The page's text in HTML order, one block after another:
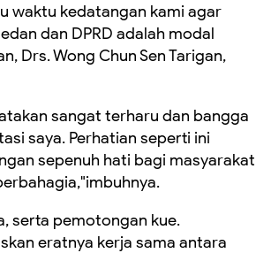
waktu kedatangan kami agar
dan DPRD adalah modal
Drs. Wong Chun Sen Tarigan,
sangat terharu dan bangga
saya. Perhatian seperti ini
sepenuh hati bagi masyarakat
serta pemotongan kue.
eratnya kerja sama antara